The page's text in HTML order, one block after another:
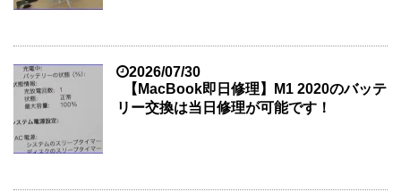
2026/07/30
【MacBook即日修理】M1 2020のバッテ
リー交換は当日修理が可能です！